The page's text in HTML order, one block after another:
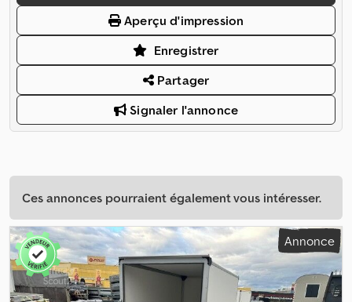
Aperçu d'impression
Enregistrer
Partager
Signaler l'annonce
Ces annonces pourraient également vous intéresser.
Annonce